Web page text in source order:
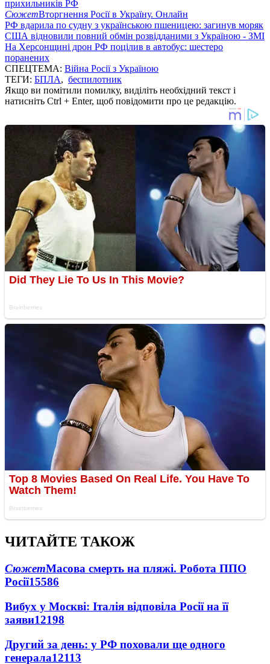
прихильників РФ
СюжетВторгнення Росії в Україну. Онлайн
РФ вдарила по судну з українською пшеницею: загинув моряк
США відновили повний обмін розвідданими з Україною - ЗМІ
На Херсонщині дрон РФ поцілив в автобус: шестеро
поранених
СПЕЦТЕМА: Війна Росії з Україною
ТЕГИ: БПЛА, беспилотник
Якщо ви помітили помилку, виділіть необхідний текст і
натисніть Ctrl + Enter, щоб повідомити про це редакцію.
ЧИТАЙТЕ ТАКОЖ
СюжетМасова смерть на пляжі. Робота ППО
Росії15586
Вибух у Москві: Італія відповіла Росії на її
заяви12198
Другий за день: у РФ поховали ще одного
генерала12113